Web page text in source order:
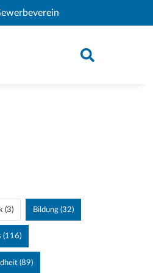
Link)
(3) Bildung (32)
(116)
(89)